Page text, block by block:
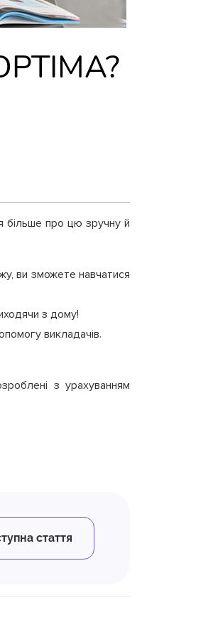
більше про цю зручну й
ви зможете навчатися
з дому!
викладачів.
з урахуванням
стаття